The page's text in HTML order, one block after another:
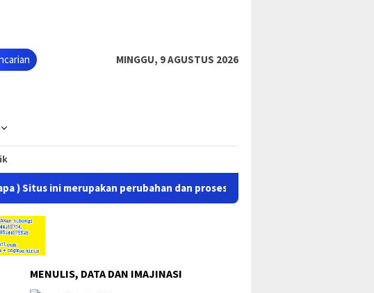
MINGGU, 9 AGUSTUS 2026
perubahan dan proses perbaikan dari situs lama
MENULIS, DATA DAN IMAJINASI